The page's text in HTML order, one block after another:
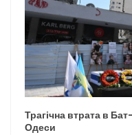
Трагічна втрата в
Одеси